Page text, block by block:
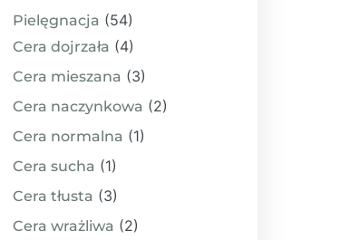
Pielęgnacja (54)
Cera dojrzała (4)
Cera mieszana (3)
Cera naczynkowa (2)
Cera normalna (1)
Cera sucha (1)
Cera tłusta (3)
Cera wrażliwa (2)